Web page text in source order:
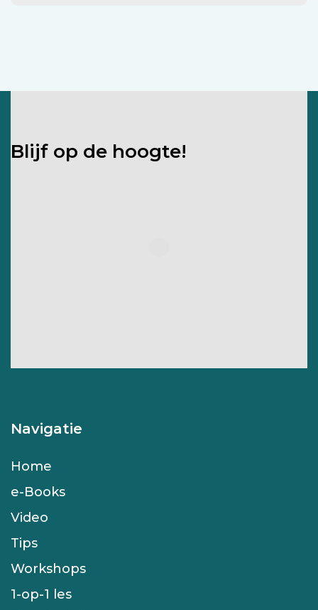
Blijf op de hoogte!
Navigatie
Home
e-Books
Video
Tips
Workshops
1-op-1 les